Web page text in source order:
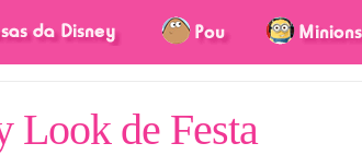
Look de Festa